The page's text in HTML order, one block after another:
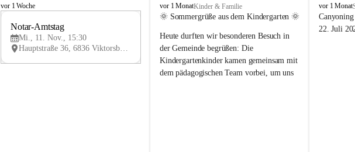
V
vor 1 Woche
V
Notar-Amtstag
Mi., 11. Nov., 15:30
Hauptstraße 36, 6836 Viktorsberg, AUT
V
i
t
o
r
s
vor 1 MonatKinder & Familie
🌞 Sommergrüße aus dem Kindergarten 🌞
Heute durften wir besonderen Besuch in
der Gemeinde begrüßen: Die
Kindergartenkinder kamen gemeinsam mit
dem pädagogischen Team vorbei, um uns
V
i
k
vor 1 Monat
22. Juli